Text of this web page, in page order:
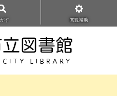
す 閲覧補助